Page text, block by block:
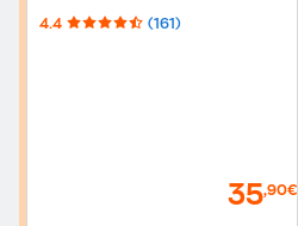
4.4 (161)
35,90€